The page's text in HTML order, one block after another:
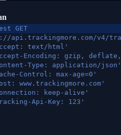
GET
v4/
text/html'
Encoding: gzip,
Type: application/json'
Control: max-age=0'
www.trackingmore.com'
keep-alive'
Api-Key: 123'